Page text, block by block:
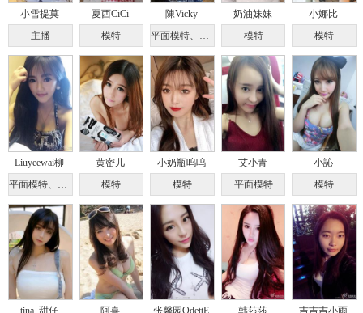
小雪提莫
主播
夏西CiCi
模特
陳Vicky
平面模特、Coser
奶油妹妹
模特
小娜比
模特
Liuyeewai柳
黄密儿
模特
小奶瓶呜呜
模特
艾小青
平面模特
小訫
模特
tina_甜仔 阿喜 张馨园OdettE 韩莎莎 吉吉吉小雨